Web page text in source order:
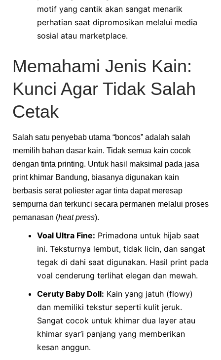
motif yang cantik akan sangat menarik
perhatian saat dipromosikan melalui media
sosial atau marketplace.
Memahami Jenis Kain:
Kunci Agar Tidak Salah
Cetak
Salah satu penyebab utama “boncos” adalah salah
memilih bahan dasar kain. Tidak semua kain cocok
dengan tinta printing. Untuk hasil maksimal pada jasa
print khimar Bandung, biasanya digunakan kain
berbasis serat poliester agar tinta dapat meresap
sempurna dan terkunci secara permanen melalui proses
pemanasan (heat press).
Voal Ultra Fine: Primadona untuk hijab saat
ini. Teksturnya lembut, tidak licin, dan sangat
tegak di dahi saat digunakan. Hasil print pada
voal cenderung terlihat elegan dan mewah.
Ceruty Baby Doll: Kain yang jatuh (flowy)
dan memiliki tekstur seperti kulit jeruk.
Sangat cocok untuk khimar dua layer atau
khimar syar’i panjang yang memberikan
kesan anggun.